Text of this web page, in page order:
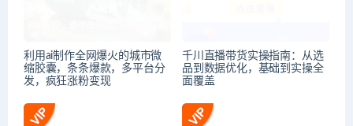
利用ai制作全网爆火的城市微
缩胶囊，条条爆款，多平台分
发，疯狂涨粉变现
千川直播带货实操指南：从选
品到数据优化，基础到实操全
面覆盖